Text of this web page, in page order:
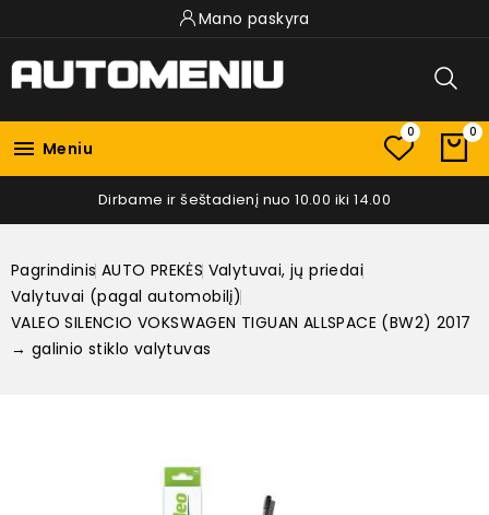
Mano paskyra
 Meniu
0 0
Dirbame ir šeštadienį nuo 10.00 iki 14.00
Pagrindinis AUTO PREKĖS Valytuvai, jų priedai
Valytuvai (pagal automobilį)
VALEO SILENCIO VOKSWAGEN TIGUAN ALLSPACE (BW2) 2017
→ galinio stiklo valytuvas